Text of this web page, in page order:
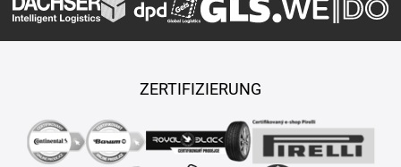
ZERTIFIZIERUNG